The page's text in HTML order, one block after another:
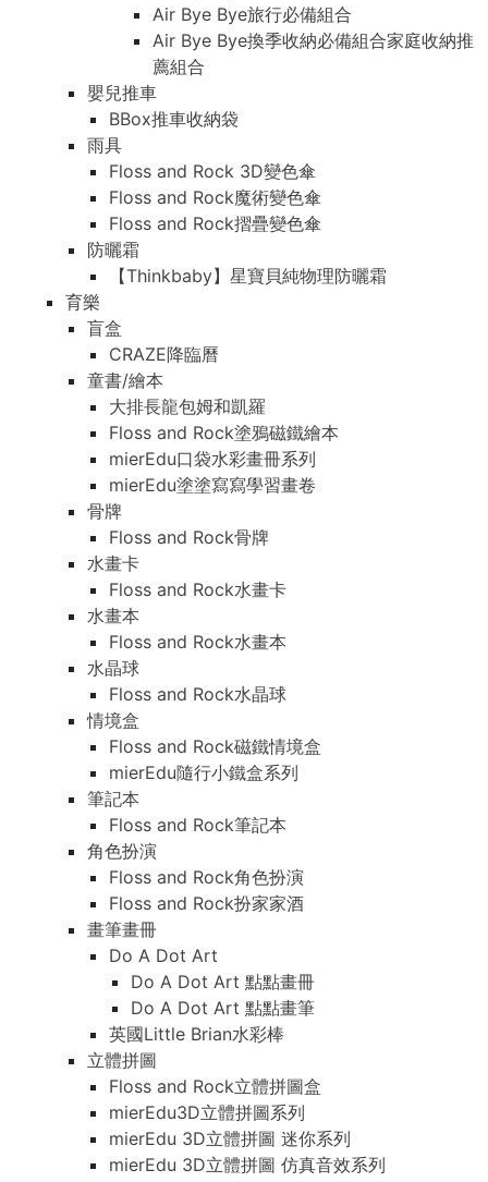
Air Bye Bye旅行必備組合
Air Bye Bye換季收納必備組合家庭收納推
薦組合
嬰兒推車
BBox推車收納袋
雨具
Floss and Rock 3D變色傘
Floss and Rock魔術變色傘
Floss and Rock摺疊變色傘
防曬霜
【Thinkbaby】星寶貝純物理防曬霜
育樂
盲盒
CRAZE降臨曆
童書/繪本
大排長龍包姆和凱羅
Floss and Rock塗鴉磁鐵繪本
mierEdu口袋水彩畫冊系列
mierEdu塗塗寫寫學習畫卷
骨牌
Floss and Rock骨牌
水畫卡
Floss and Rock水畫卡
水畫本
Floss and Rock水畫本
水晶球
Floss and Rock水晶球
情境盒
Floss and Rock磁鐵情境盒
mierEdu隨行小鐵盒系列
筆記本
Floss and Rock筆記本
角色扮演
Floss and Rock角色扮演
Floss and Rock扮家家酒
畫筆畫冊
Do A Dot Art
Do A Dot Art 點點畫冊
Do A Dot Art 點點畫筆
英國Little Brian水彩棒
立體拼圖
Floss and Rock立體拼圖盒
mierEdu3D立體拼圖系列
mierEdu 3D立體拼圖 迷你系列
mierEdu 3D立體拼圖 仿真音效系列